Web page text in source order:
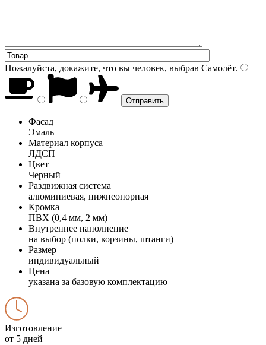
Пожалуйста, докажите, что вы человек, выбрав Самолёт.
Фасад
Эмаль
Материал корпуса
ЛДСП
Цвет
Черный
Раздвижная система
алюминиевая, нижнеопорная
Кромка
ПВХ (0,4 мм, 2 мм)
Внутреннее наполнение
на выбор (полки, корзины, штанги)
Размер
индивидуальный
Цена
указана за базовую комплектацию
Изготовление
от 5 дней